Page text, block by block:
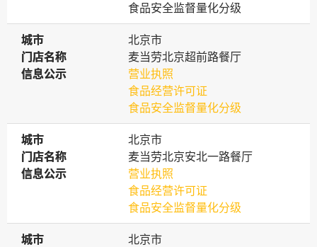
食品安全监督量化分级
城市
城市
北京市
门店名称
门店名称
麦当劳北京超前路餐厅
信息公示
信息公示
营业执照
食品经营许可证
食品安全监督量化分级
城市
城市
北京市
门店名称
门店名称
麦当劳北京安北一路餐厅
信息公示
信息公示
营业执照
食品经营许可证
食品安全监督量化分级
城市
城市
北京市